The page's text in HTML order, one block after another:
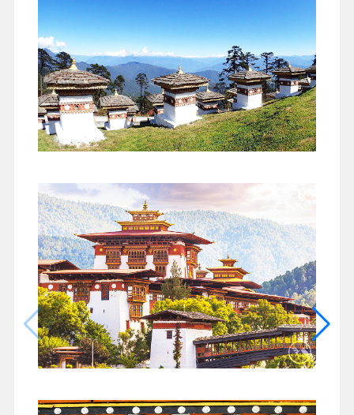
Day 3
廷布THIMPHU → 普那卡
PUNAKHA
：飯店內用早餐
午餐：不丹風味料理
住宿：三星飯店：HOTEL LOBESA 或
PUNATSHANGCHU COTTAGE 或 ZEN PUNAKHA 或同級
早晨的陽光透過松樹的枝葉投射在佛塔上，光影靈
動，映着萬里無雲的藍天，沒有一絲的瑕疵…